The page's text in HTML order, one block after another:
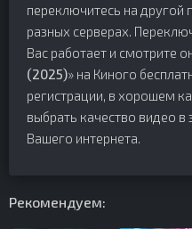
переключитесь на другой
разных серверах.
Вас работает и смотрите
(2025)» на Киного
регистрации, в хорошем
выбрать качество видео в
Вашего интернета.
Рекомендуем: